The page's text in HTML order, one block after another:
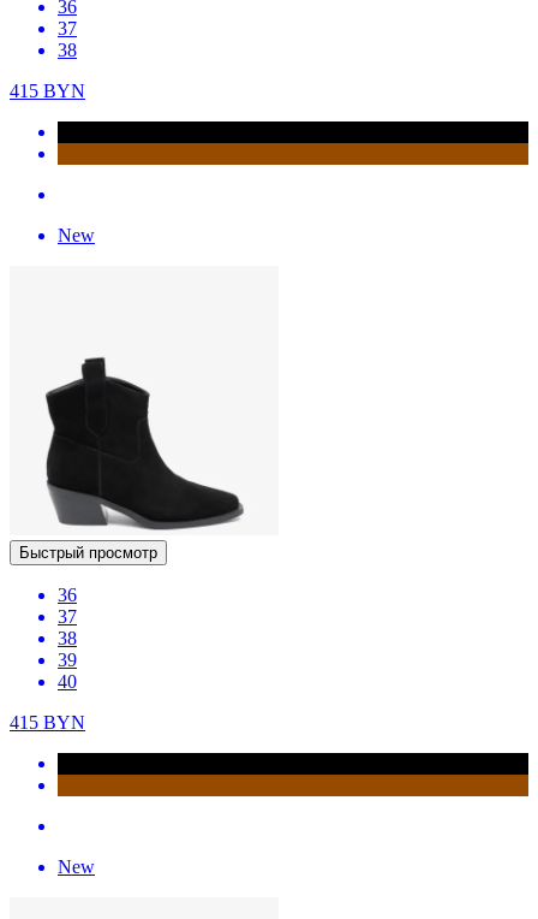
36
37
38
415 BYN
New
Быстрый просмотр
36
37
38
39
40
415 BYN
New